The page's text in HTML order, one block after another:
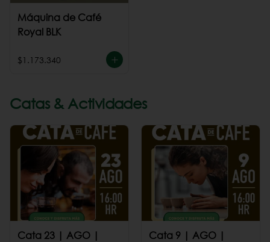
Máquina de Café
Royal BLK
$1.173.340
Catas & Actividades
Cata 23 | AGO |
Cata 9 | AGO |